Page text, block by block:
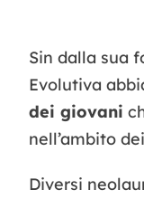
Sin dalla sua
Evolutiva
dei giovani
nell’ambito
Diversi